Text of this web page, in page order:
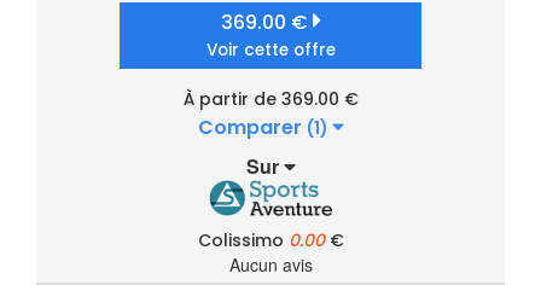
369.00 €
Voir cette offre
À partir de 369.00 €
Comparer (1)
Sur
Colissimo 0.00€
Aucun avis